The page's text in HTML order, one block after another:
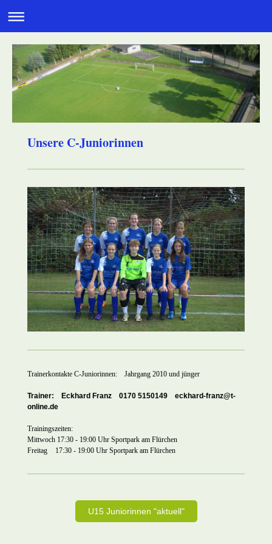
Unsere C-Juniorinnen
Trainerkontakte C-Juniorinnen: Jahrgang 2010 und jünger
Trainer: Eckhard Franz 0170 5150149 eckhard-franz@t-
online.de
Trainingszeiten:
Mittwoch 17:30 - 19:00 Uhr Sportpark am Flürchen
Freitag
17:30 - 19:00 Uhr Sportpark am Flürchen
U15 Juniorinnen "aktuell"